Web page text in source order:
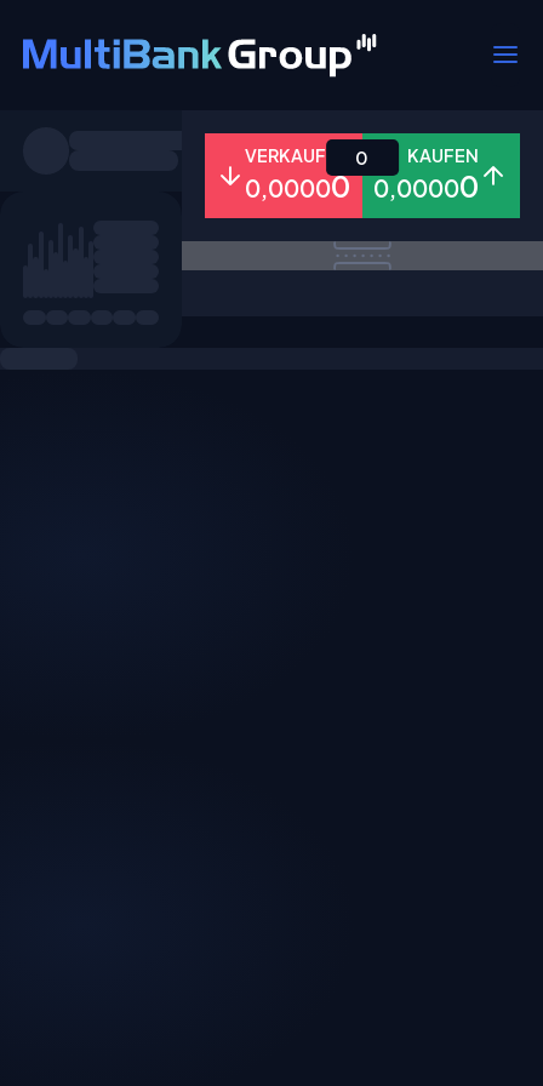
Alle Forex Metalle Aktien
VERKAUFEN
0,00000
KAUFEN
0,00000
0